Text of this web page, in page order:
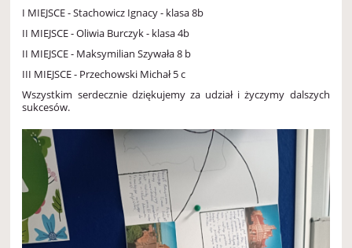
I MIEJSCE - Stachowicz Ignacy - klasa 8b
II MIEJSCE - Oliwia Burczyk - klasa 4b
II MIEJSCE - Maksymilian Szywała 8 b
III MIEJSCE - Przechowski Michał 5 c
Wszystkim serdecznie dziękujemy za udział i życzymy dalszych
sukcesów.